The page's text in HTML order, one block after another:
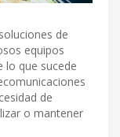
de
equipos
lo que sucede
de
o mantener